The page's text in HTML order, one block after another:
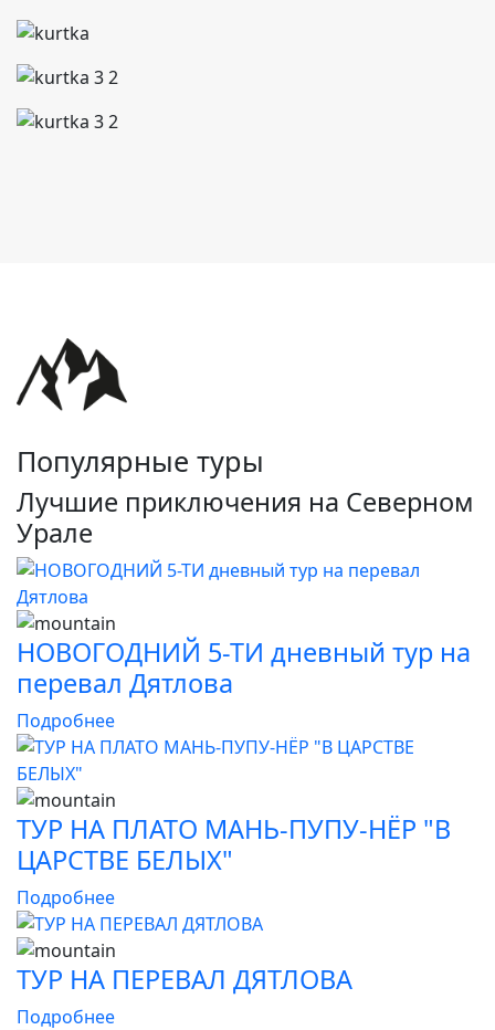
Популярные туры
Лучшие приключения на Северном
Урале
НОВОГОДНИЙ 5-ТИ дневный тур на
перевал Дятлова
Подробнее
ТУР НА ПЛАТО МАНЬ-ПУПУ-НЁР "В
ЦАРСТВЕ БЕЛЫХ"
Подробнее
ТУР НА ПЕРЕВАЛ ДЯТЛОВА
Подробнее